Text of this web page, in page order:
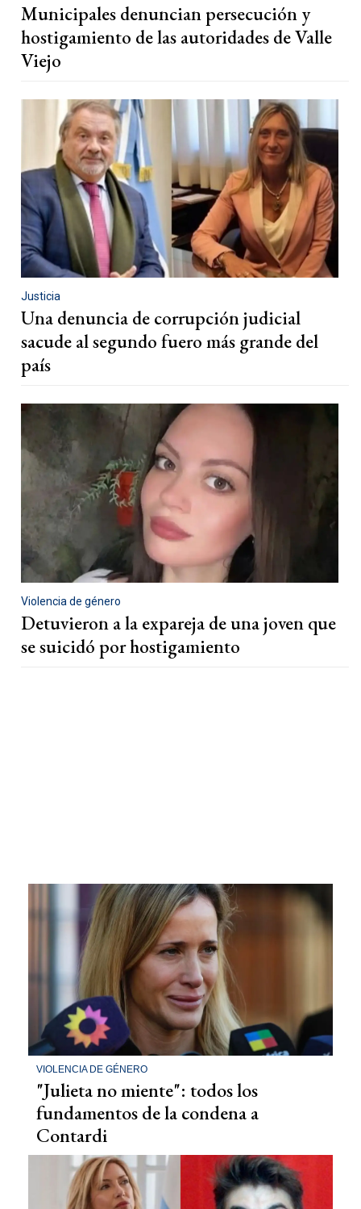
Municipales denuncian persecución y
hostigamiento de las autoridades de Valle
Viejo
Justicia
Una denuncia de corrupción judicial
sacude al segundo fuero más grande del
país
Violencia de género
Detuvieron a la expareja de una joven que
se suicidó por hostigamiento
VIOLENCIA DE GÉNERO
"Julieta no miente": todos los
fundamentos de la condena a
Contardi